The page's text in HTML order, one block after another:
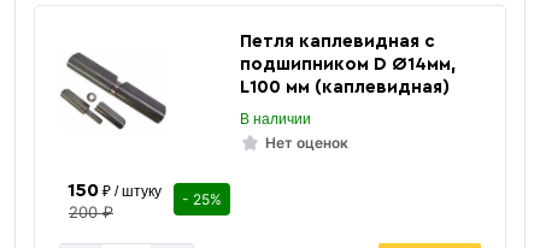
Петля каплевидная с
подшипником D Ø14мм,
L100 мм (каплевидная)
В наличии
Нет оценок
150₽ / штуку
200 ₽
- 25%
Размер мм.
Цвет